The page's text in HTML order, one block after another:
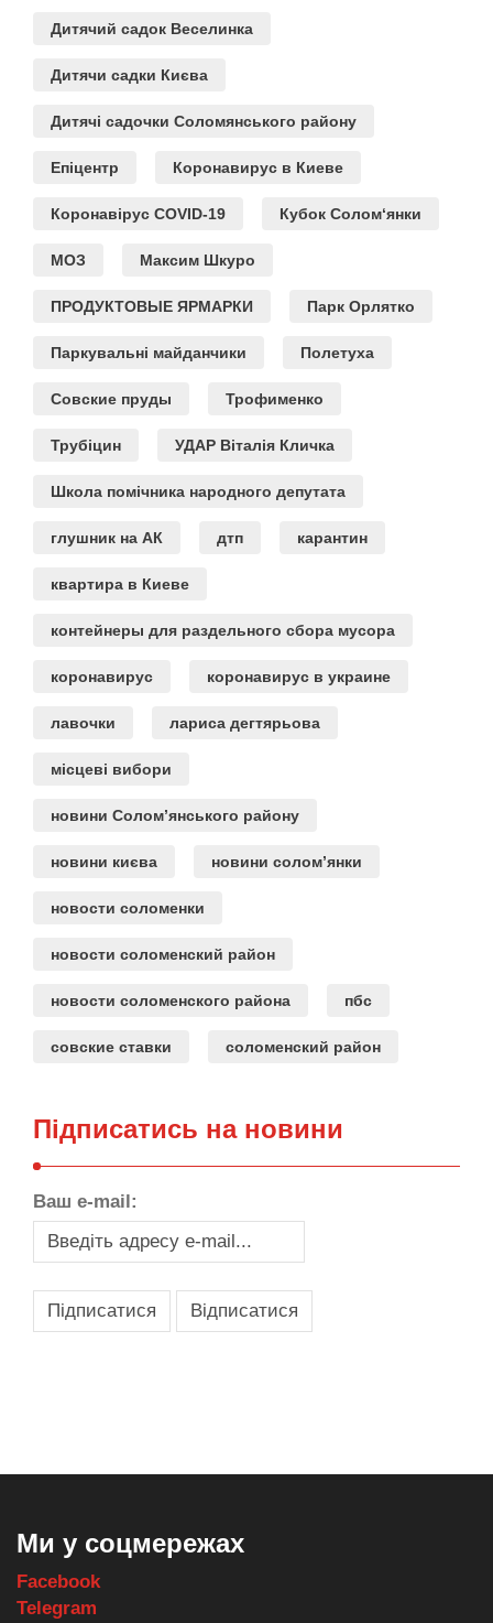
Дитячий садок Веселинка
Дитячи садки Києва
Дитячі садочки Соломянського району
Епіцентр Коронавирус в Киеве
Коронавірус COVID-19 Кубок Солом‘янки
МОЗ Максим Шкуро
ПРОДУКТОВЫЕ ЯРМАРКИ Парк Орлятко
Паркувальні майданчики Полетуха
Совские пруды Трофименко
Трубіцин УДАР Віталія Кличка
Школа помічника народного депутата
глушник на АК дтп карантин
квартира в Киеве
контейнеры для раздельного сбора мусора
коронавирус коронавирус в украине
лавочки лариса дегтярьова
місцеві вибори
новини Солом’янського району
новини києва новини солом’янки
новости соломенки
новости соломенский район
новости соломенского района пбс
совские ставки соломенский район
Підписатись на новини
Ваш e-mail:
Ми у соцмережах
Facebook
Telegram